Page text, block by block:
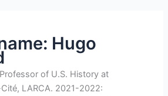
Hugo
of U.S. History at
LARCA. 2021-2022: